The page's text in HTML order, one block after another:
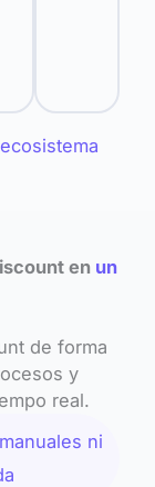
en un
de forma
y
real.
ni